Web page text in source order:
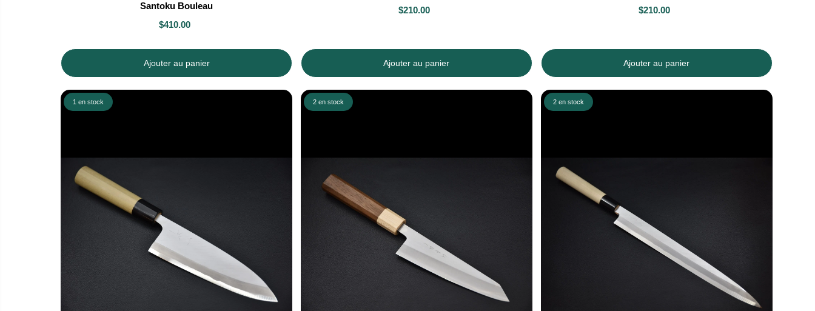
Santoku Bouleau
$410.00
Ajouter au panier
$210.00
Ajouter au panier
$210.00
Ajouter au panier
1 en stock 2 en stock 2 en stock